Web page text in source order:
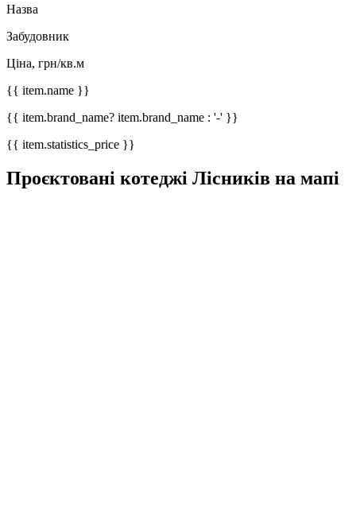
Назва
Забудовник
Ціна, грн/кв.м
{{ item.name }}
{{ item.brand_name? item.brand_name : '-' }}
{{ item.statistics_price }}
Проєктовані котеджі Лісників на мапі